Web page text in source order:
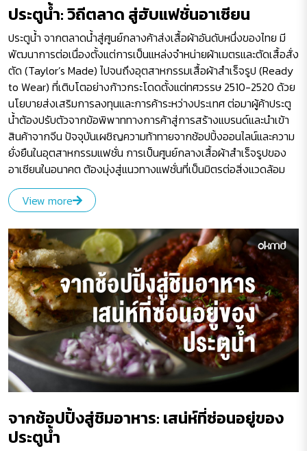
ประตูน้ำ: วิถีตลาด สู่ฮับแฟชั่นอาเซียน
ประตูน้ำ จากตลาดน้ำสู่ศูนย์กลางค้าส่งเสื้อผ้าอันดับหนึ่งของไทย มี
พัฒนาการต่อเนื่องตั้งแต่การเป็นแหล่งจำหน่ายผ้าเมตรและตัดเสื้อสั่ง
ตัด (Taylor’s Made) ไปจนถึงอุตสาหกรรมเสื้อผ้าสำเร็จรูป (Ready
to Wear) ที่เติบโตอย่างก้าวกระโดดตั้งแต่ทศวรรษ 2510-2520 ด้วย
นโยบายส่งเสริมการลงทุนและการค้าระหว่างประเทศ ต่อมาผู้ค้าประตู
น้ำต้องปรับตัวจากข้อพิพาททางการค้าสู่การสร้างแบรนด์และนำเข้า
สินค้าจากจีน ปัจจุบันเผชิญความท้าทายจากช้อปปิ้งออนไลน์และความ
ยั่งยืนในอุตสาหกรรมแฟชั่น การเป็นศูนย์กลางเสื้อผ้าสำเร็จรูปของ
อาเซียนในอนาคต ต้องมุ่งสู่แนวทางแฟชั่นที่เป็นมิตรต่อสิ่งแวดล้อม
View more
จากช้อปปิ้งสู่ชิมอาหาร: เสน่ห์ที่ซ่อนอยู่ของ
ประตูน้ำ